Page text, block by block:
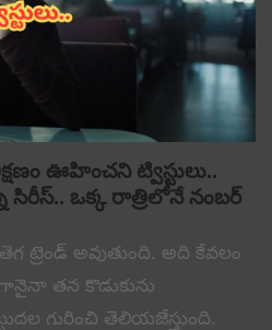
ఊహించని ట్విస్టులు..
సిరీస్.. ఒక్క రాత్రిలోనే నంబర్
ట్రెండ్ అవుతుంది. అది కేవలం
తన కొడుకును
గురించి తెలియజేస్తుంది.